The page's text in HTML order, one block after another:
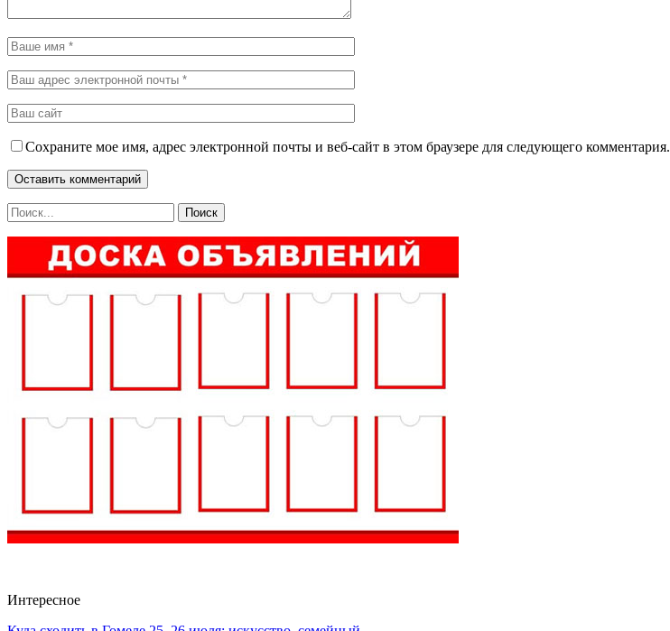
Сохраните мое имя, адрес электронной почты и веб-сайт в этом браузере для следующего комментария.
Интересное